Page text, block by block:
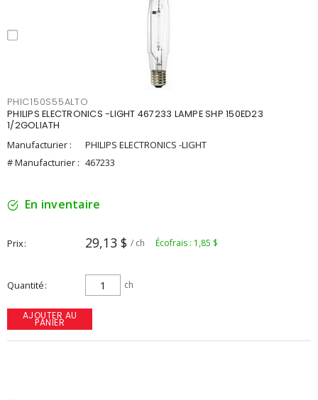
PHIC150S55ALTO
PHILIPS ELECTRONICS -LIGHT 467233 LAMPE SHP 150ED23
1/2GOLIATH
Manufacturier :
PHILIPS ELECTRONICS -LIGHT
# Manufacturier : 467233
En inventaire
Prix 29,13 $ / ch Écofrais : 1,85 $
Quantité ch
AJOUTER AU
PANIER